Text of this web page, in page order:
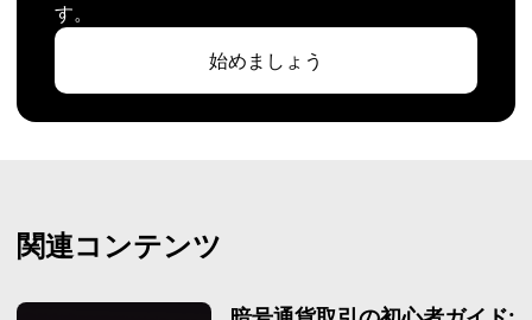
す。
始めましょう
関連コンテンツ